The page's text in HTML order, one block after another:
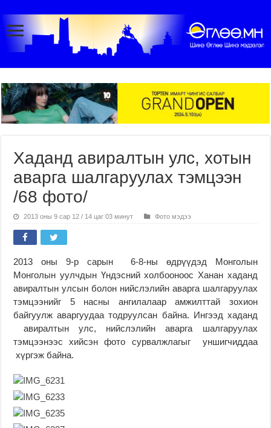
Хаданд авиралтын улс, хотын
аварга шалгаруулах тэмцээн
/68 фото/
2013 оны 9 сар 12 / 14 цаг 03 минут Фото мэдээ
2013 оны 9-р сарын 6-8-ны өдрүүдэд Монголын
Монголын уулчдын Үндэсний холбооноос Ханан хаданд
авиралтын улсын болон нийслэлийн аварга шалгаруулах
тэмцээнийг 5 насны ангилалаар амжилттай зохион
байгуулж аваргуудаа тодруулсан байна. Ингээд хаданд
авиралтын улс, нийслэлийн аварга шалгаруулах
тэмцээнээс хийсэн фото сурвалжлагыг уншигчиддаа
хүргэж байна.